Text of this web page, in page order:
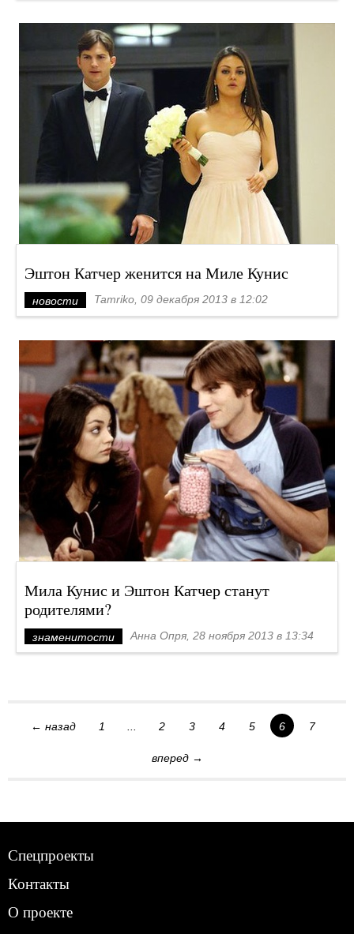
Эштон Катчер женится на Миле Кунис
новости Tamriko, 09 декабря 2013 в 12:02
Мила Кунис и Эштон Катчер станут
родителями?
знаменитости Анна Опря, 28 ноября 2013 в 13:34
← назад 1 2 3 4 5 6 7
вперед →
Спецпроекты
Контакты
О проекте